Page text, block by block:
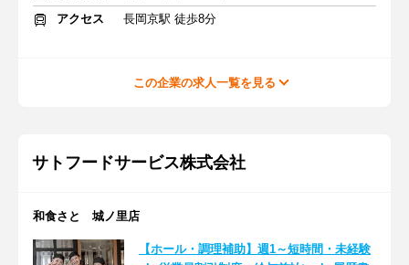
アクセス
長岡京駅 徒歩8分
この企業の求人一覧を見る
サトフードサービス株式会社
和食さと 城ノ里店
【ホール・調理補助】週1～短時間・未経験